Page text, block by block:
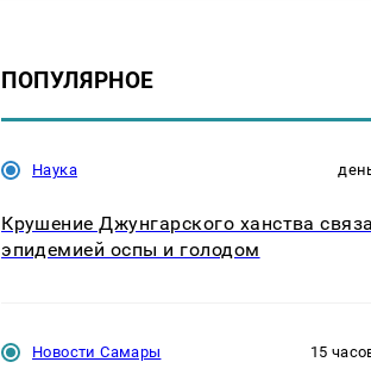
ПОПУЛЯРНОЕ
Наука
Крушение Джунгарского ханства
эпидемией оспы и голодом
Новости Самары 15